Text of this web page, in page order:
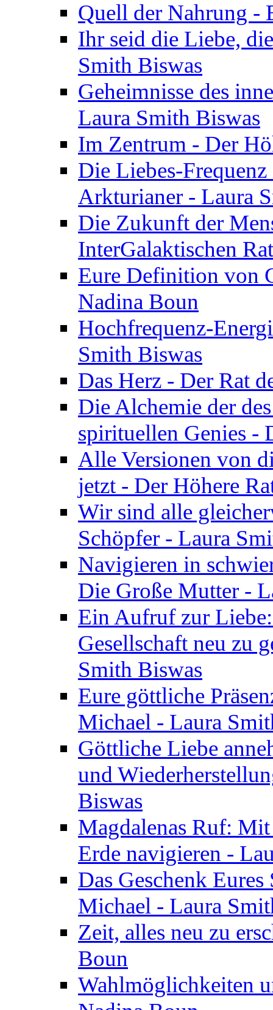
Quell der Nahrung -
Ihr seid die Liebe,
Smith Biswas
Geheimnisse des
Laura Smith Biswas
Im Zentrum - Der
Die Liebes-
Arkturianer - Laura
Die Zukunft der
InterGalaktischen
Eure Definition von
Nadina Boun
Hochfrequenz-
Smith Biswas
Das Herz - Der Rat
Die Alchemie der
spirituellen Genies -
Alle Versionen von
jetzt - Der Höhere
Wir sind alle
Schöpfer - Laura
Navigieren in
Die Große Mutter -
Ein Aufruf zur
Gesellschaft neu zu
Smith Biswas
Eure göttliche
Michael - Laura
Göttliche Liebe
und
Biswas
Magdalenas Ruf:
Erde navigieren -
Das Geschenk
Michael - Laura
Zeit, alles neu zu
Boun
Wahlmöglichkeiten